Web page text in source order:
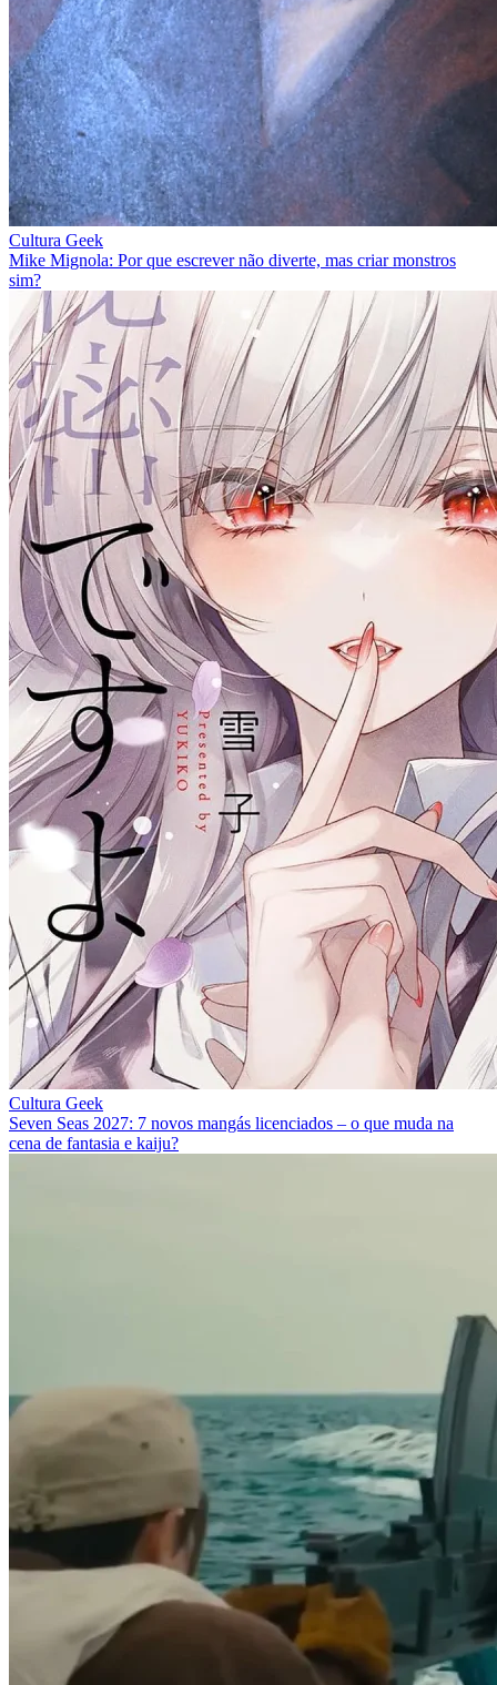
Cultura Geek
Mike Mignola: Por que escrever não diverte, mas criar monstros
sim?
Cultura Geek
Seven Seas 2027: 7 novos mangás licenciados – o que muda na
cena de fantasia e kaiju?